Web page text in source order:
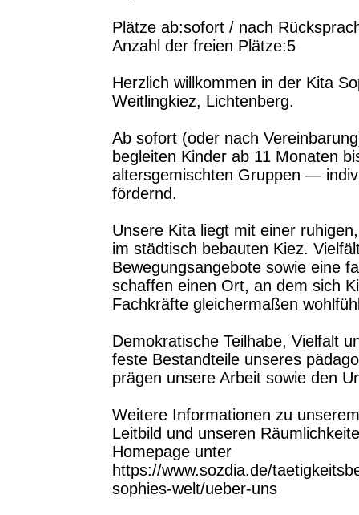
Plätze ab:sofort / nach
Anzahl der freien Plätze:5
Herzlich willkommen in der Kita
Weitlingkiez, Lichtenberg.
Ab sofort (oder nach
begleiten Kinder ab 11 Monaten
altersgemischten Gruppen —
fördernd.
Unsere Kita liegt mit einer
im städtisch bebauten Kiez.
Bewegungsangebote sowie eine
schaffen einen Ort, an dem sich
Fachkräfte gleichermaßen
Demokratische Teilhabe, Vielfalt
feste Bestandteile unseres
prägen unsere Arbeit sowie den
Weitere Informationen zu
Leitbild und unseren
Homepage unter
https://www.sozdia.de/
sophies-welt/ueber-uns